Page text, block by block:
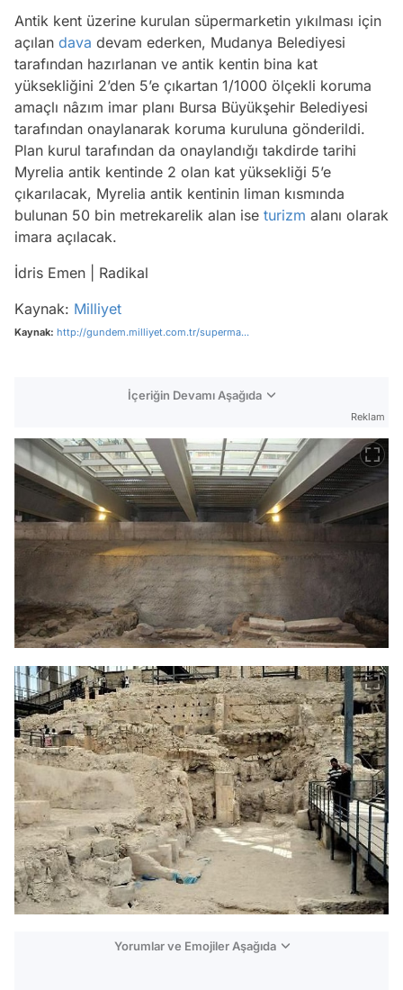
Antik kent üzerine kurulan süpermarketin yıkılması için
açılan dava devam ederken, Mudanya Belediyesi
tarafından hazırlanan ve antik kentin bina kat
yüksekliğini 2’den 5’e çıkartan 1/1000 ölçekli koruma
amaçlı nâzım imar planı Bursa Büyükşehir Belediyesi
tarafından onaylanarak koruma kuruluna gönderildi.
Plan kurul tarafından da onaylandığı takdirde tarihi
Myrelia antik kentinde 2 olan kat yüksekliği 5’e
çıkarılacak, Myrelia antik kentinin liman kısmında
bulunan 50 bin metrekarelik alan ise turizm alanı olarak
imara açılacak.
İdris Emen | Radikal
Kaynak: Milliyet
Kaynak: http://gundem.milliyet.com.tr/superma...
İçeriğin Devamı Aşağıda
Reklam
Yorumlar ve Emojiler Aşağıda